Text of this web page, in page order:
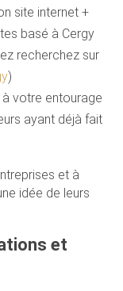
site internet +
basé à Cergy
recherchez sur
)
votre entourage
ayant déjà fait
et à
idée de leurs
et